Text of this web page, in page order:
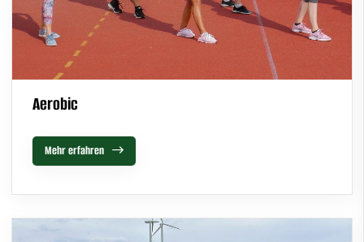
Aerobic
Mehr erfahren